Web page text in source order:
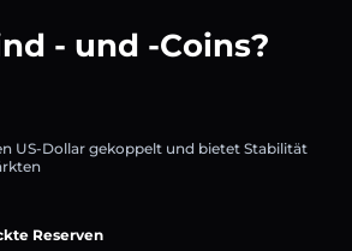
- und -Coins?
US-Dollar gekoppelt und bietet Stabilität
Reserven